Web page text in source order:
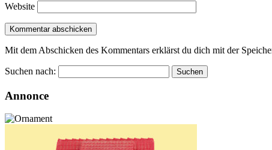
Website
Mit dem Abschicken des Kommentars erklärst du dich mit der
Suchen nach:
Annonce